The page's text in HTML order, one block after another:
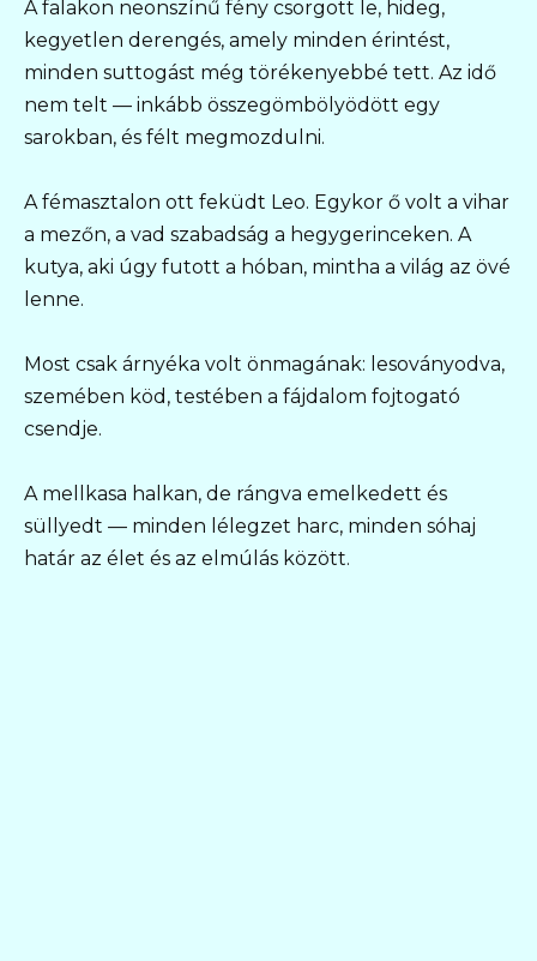
A falakon neonszínű fény csorgott le, hideg,
kegyetlen derengés, amely minden érintést,
minden suttogást még törékenyebbé tett. Az idő
nem telt — inkább összegömbölyödött egy
sarokban, és félt megmozdulni.
A fémasztalon ott feküdt Leo. Egykor ő volt a vihar
a mezőn, a vad szabadság a hegygerinceken. A
kutya, aki úgy futott a hóban, mintha a világ az övé
lenne.
Most csak árnyéka volt önmagának: lesoványodva,
szemében köd, testében a fájdalom fojtogató
csendje.
A mellkasa halkan, de rángva emelkedett és
süllyedt — minden lélegzet harc, minden sóhaj
határ az élet és az elmúlás között.